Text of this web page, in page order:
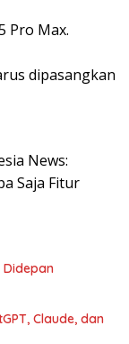
Pro Max.
dipasangkan
News:
Saja Fitur
Claude, dan